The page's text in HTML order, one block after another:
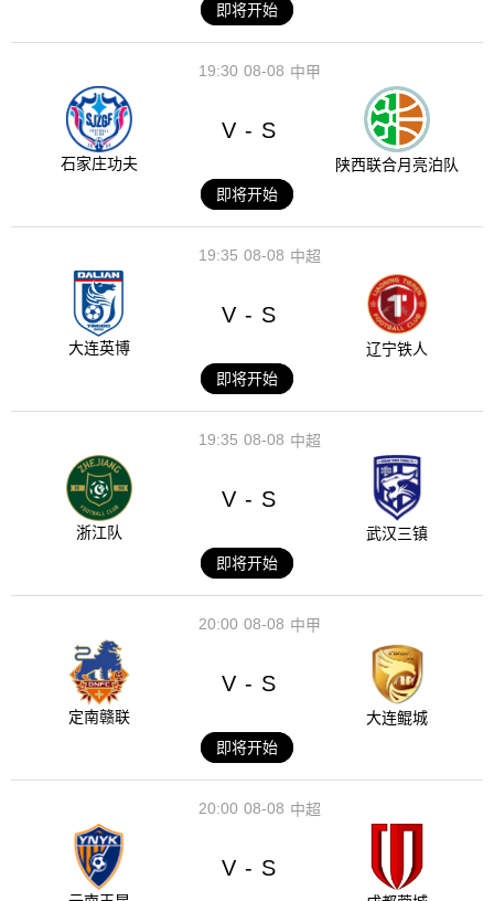
即将开始
08-08
19:30 中甲
石家庄功夫
V - S
陕西联合月亮泊队
即将开始
08-08
19:35 中超
大连英博
V - S
辽宁铁人
即将开始
08-08
19:35 中超
浙江队
V - S
武汉三镇
即将开始
08-08
20:00 中甲
定南赣联
V - S
大连鲲城
即将开始
08-08
20:00 中超
V - S